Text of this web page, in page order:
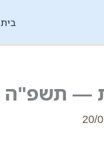
בית
— תשפ"ה
20/